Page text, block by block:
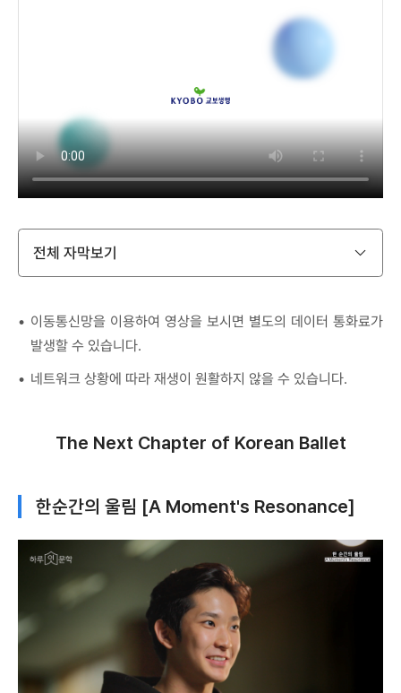
전체 자막보기
이동통신망을 이용하여 영상을 보시면 별도의 데이터 통화료가
발생할 수 있습니다.
네트워크 상황에 따라 재생이 원활하지 않을 수 있습니다.
The Next Chapter of Korean Ballet
한순간의 울림 [A Moment's Resonance]